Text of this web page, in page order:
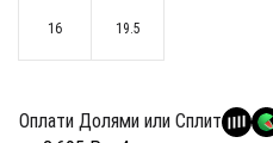
16 19.5
Оплати Долями или Сплит